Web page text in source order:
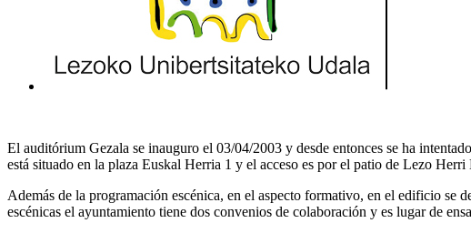
El auditórium Gezala se inauguro el 03/04/2003 y desde entonces se ha
está situado en la plaza Euskal Herria 1 y el acceso es por el patio de Lezo Herri
Además de la programación escénica, en el aspecto formativo, en el edificio se
escénicas el ayuntamiento tiene dos convenios de colaboración y es lugar de